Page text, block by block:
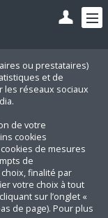
ou prestataires)
et de
les réseaux sociaux
de votre
cookies
de mesures
de
finalité par
votre choix à tout
sur l’onglet «
de page). Pour plus